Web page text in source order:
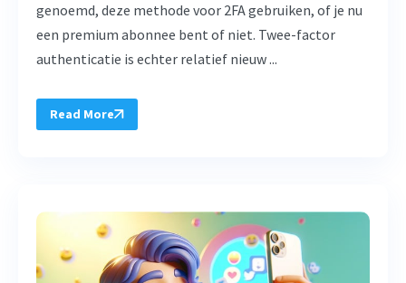
genoemd, deze methode voor 2FA gebruiken, of je nu
een premium abonnee bent of niet. Twee-factor
authenticatie is echter relatief nieuw ...
Read More